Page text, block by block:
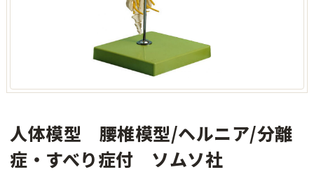
人体模型 腰椎模型/ヘルニア/分離
症・すべり症付 ソムソ社